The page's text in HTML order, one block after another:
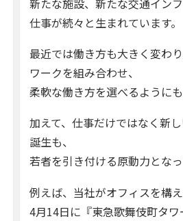
仕事が続々と生まれています。
最近では働き方も大きく変わ
ワークを組み合わせ、
柔軟な働き方を選べるようにも
加えて、仕事だけではなく新
誕生も、
若者を引き付ける原動力となっ
例えば、当社がオフィスを構え
4月14日に『東急歌舞伎町タワ